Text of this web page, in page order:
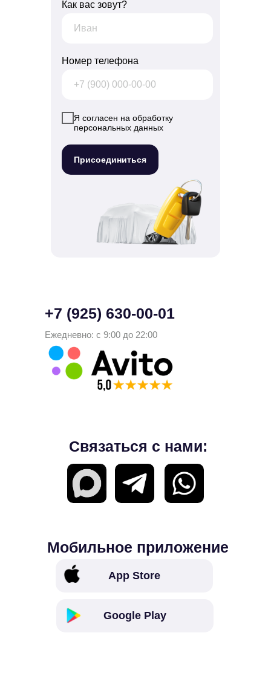
Как вас зовут?
Номер телефона
Я согласен на обработку
персональных данных
Присоединиться
App Store
Мобильное приложение
Google Play
Связаться с нами:
+7 (925) 630-00-01
Ежедневно: с 9:00 до 22:00